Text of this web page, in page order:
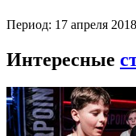
Период: 17 апреля
Интересные